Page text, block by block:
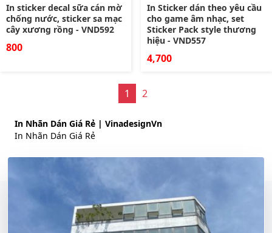
In sticker decal sữa cán mờ
chống nước, sticker sa mạc
cây xương rồng - VND592
800
In Sticker dán theo yêu cầu
cho game âm nhạc, set
Sticker Pack style thương
hiệu - VND557
4,700
1 2
In Nhãn Dán Giá Rẻ | VinadesignVn
In Nhãn Dán Giá Rẻ